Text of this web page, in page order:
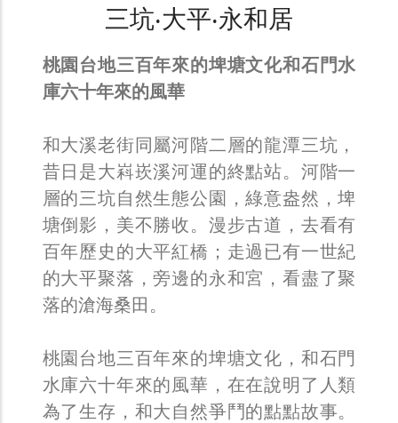
三坑‧大平‧永和居
桃園台地三百年來的埤塘文化和石門水
庫六十年來的風華
和大溪老街同屬河階二層的龍潭三坑，
昔日是大嵙崁溪河運的終點站。河階一
層的三坑自然生態公園，綠意盎然，埤
塘倒影，美不勝收。漫步古道，去看有
百年歷史的大平紅橋；走過已有一世紀
的大平聚落，旁邊的永和宮，看盡了聚
落的滄海桑田。
桃園台地三百年來的埤塘文化，和石門
水庫六十年來的風華，在在說明了人類
為了生存，和大自然爭鬥的點點故事。